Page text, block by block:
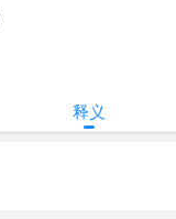
释义